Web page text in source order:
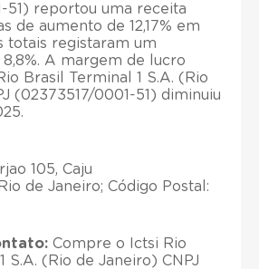
51) reportou uma receita
de aumento de 12,17% em
totais registaram um
A margem de lucro
Brasil Terminal 1 S.A. (Rio
(02373517/0001-51) diminuiu
105, Caju
de Janeiro; Código Postal:
Compre o Ictsi Rio
S.A. (Rio de Janeiro) CNPJ